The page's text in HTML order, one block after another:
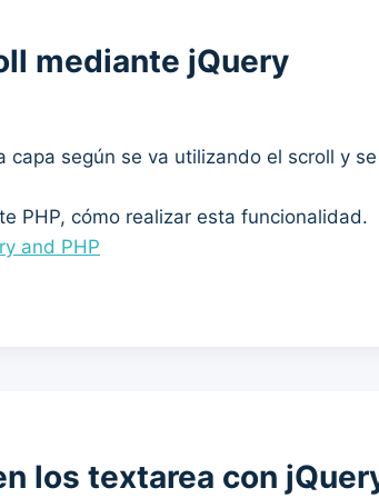
mediante jQuery
según se va utilizando el scroll y
PHP, cómo realizar esta funcionalidad.
and PHP
los textarea con